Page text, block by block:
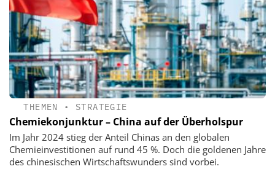
THEMEN • STRATEGIE
Chemiekonjunktur – China auf der Überholspur
Im Jahr 2024 stieg der Anteil Chinas an den globalen
Chemieinvestitionen auf rund 45 %. Doch die goldenen Jahre
des chinesischen Wirtschaftswunders sind vorbei.